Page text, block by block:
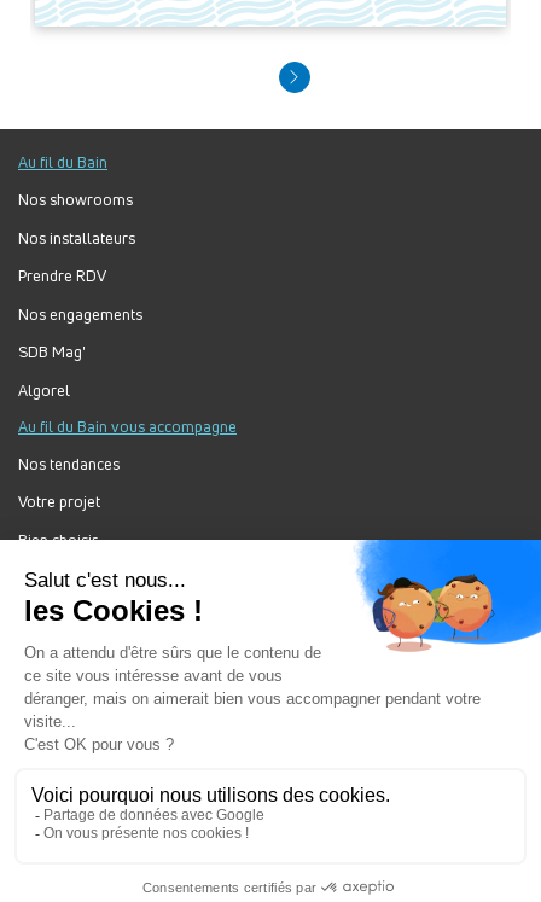
Au fil du Bain
Nos showrooms
Nos installateurs
Prendre RDV
Nos engagements
SDB Mag'
Algorel
Au fil du Bain vous accompagne
Nos tendances
Votre projet
Bien choisir
Forum Au Fil du Bain
Nos produits
Gestion des cookies
Mentions légales